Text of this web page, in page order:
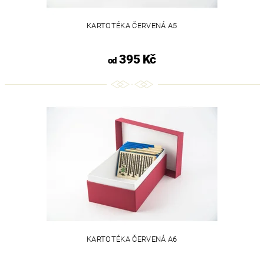
KARTOTÉKA ČERVENÁ A5
od395 Kč
KARTOTÉKA ČERVENÁ A6